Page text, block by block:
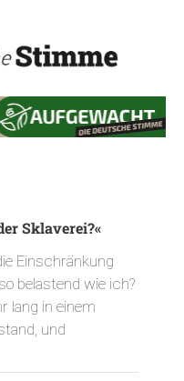
Sklaverei?«
Einschränkung
belastend wie ich?
lang in einem
und